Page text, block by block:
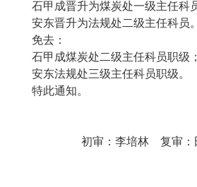
石甲成晋升为煤炭处一级主任科
安东晋升为法规处二级主任科员。
免去：
石甲成煤炭处二级主任科员职级；
安东法规处三级主任科员职级。
特此通知。
初审：李培林 复审